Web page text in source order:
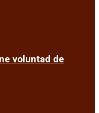
voluntad de